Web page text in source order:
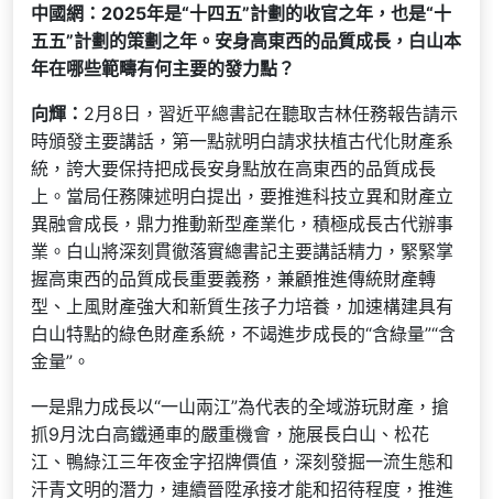
中國網：2025年是“十四五”計劃的收官之年，也是“十
五五”計劃的策劃之年。安身高東西的品質成長，白山本
年在哪些範疇有何主要的發力點？
向輝： 2月8日，習近平總書記在聽取吉林任務報告請示
時頒發主要講話，第一點就明白請求扶植古代化財產系
統，誇大要保持把成長安身點放在高東西的品質成長
上。當局任務陳述明白提出，要推進科技立異和財產立
異融會成長，鼎力推動新型產業化，積極成長古代辦事
業。白山將深刻貫徹落實總書記主要講話精力，緊緊掌
握高東西的品質成長重要義務，兼顧推進傳統財產轉
型、上風財產強大和新質生孩子力培養，加速構建具有
白山特點的綠色財產系統，不竭進步成長的“含綠量”“含
金量”。
一是鼎力成長以“一山兩江”為代表的全域游玩財產，搶
抓9月沈白高鐵通車的嚴重機會，施展長白山、松花
江、鴨綠江三年夜金字招牌價值，深刻發掘一流生態和
汗青文明的潛力，連續晉陞承接才能和招待程度，推進